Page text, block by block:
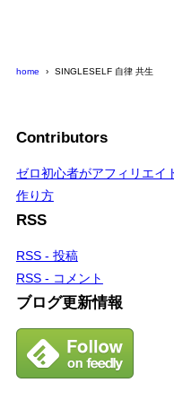
home SINGLESELF 自律 共生
Contributors
ゼロ初心者がアフィリエイ
作り方
RSS
RSS - 投稿
RSS - コメント
ブログ更新情報